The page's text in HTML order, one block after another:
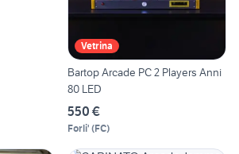
Vetrina
Bartop Arcade PC 2 Players Anni
80 LED
550 €
Forli' (FC)